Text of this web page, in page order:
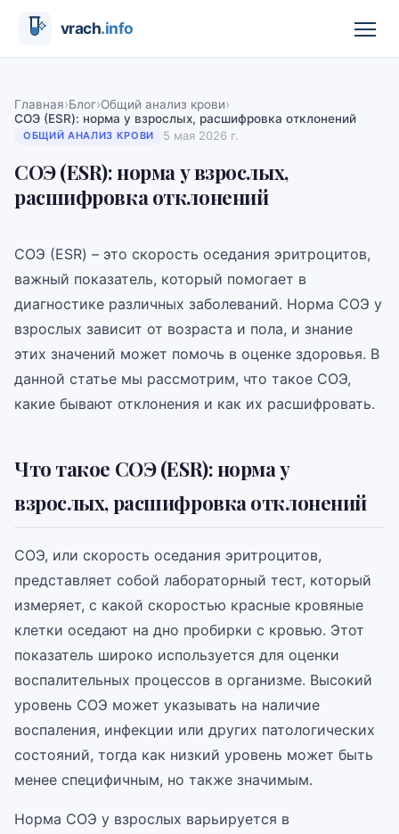
Главная›Блог›Общий анализ крови›
СОЭ (ESR): норма у взрослых, расшифровка отклонений
ОБЩИЙ АНАЛИЗ КРОВИ 5 мая 2026 г.
СОЭ (ESR): норма у взрослых,
расшифровка отклонений
СОЭ (ESR) – это скорость оседания эритроцитов,
важный показатель, который помогает в
диагностике различных заболеваний. Норма СОЭ у
взрослых зависит от возраста и пола, и знание
этих значений может помочь в оценке здоровья. В
данной статье мы рассмотрим, что такое СОЭ,
какие бывают отклонения и как их расшифровать.
Что такое СОЭ (ESR): норма у
взрослых, расшифровка отклонений
СОЭ, или скорость оседания эритроцитов,
представляет собой лабораторный тест, который
измеряет, с какой скоростью красные кровяные
клетки оседают на дно пробирки с кровью. Этот
показатель широко используется для оценки
воспалительных процессов в организме. Высокий
уровень СОЭ может указывать на наличие
воспаления, инфекции или других патологических
состояний, тогда как низкий уровень может быть
менее специфичным, но также значимым.
Норма СОЭ у взрослых варьируется в